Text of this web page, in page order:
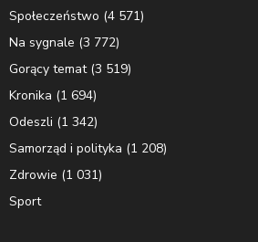
Społeczeństwo (4 571)
Na sygnale (3 772)
Gorący temat(3 519)
Kronika (1 694)
Odeszli (1 342)
Samorząd i polityka (1 208)
Zdrowie (1 031)
Sport